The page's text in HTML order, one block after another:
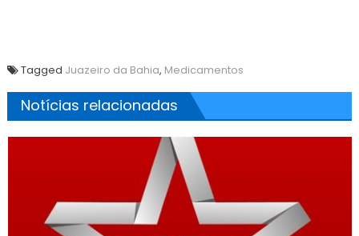
Tagged Juazeiro da Bahia, Medicamentos
Notícias relacionadas